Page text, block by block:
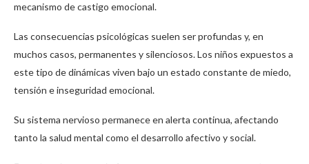
mecanismo de castigo emocional.
Las consecuencias psicológicas suelen ser profundas y, en
muchos casos, permanentes y silenciosos. Los niños expuestos a
este tipo de dinámicas viven bajo un estado constante de miedo,
tensión e inseguridad emocional.
Su sistema nervioso permanece en alerta continua, afectando
tanto la salud mental como el desarrollo afectivo y social.